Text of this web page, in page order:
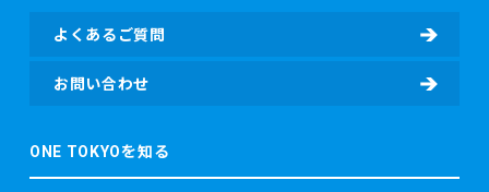
よくあるご質問
お問い合わせ
ONE TOKYOを知る